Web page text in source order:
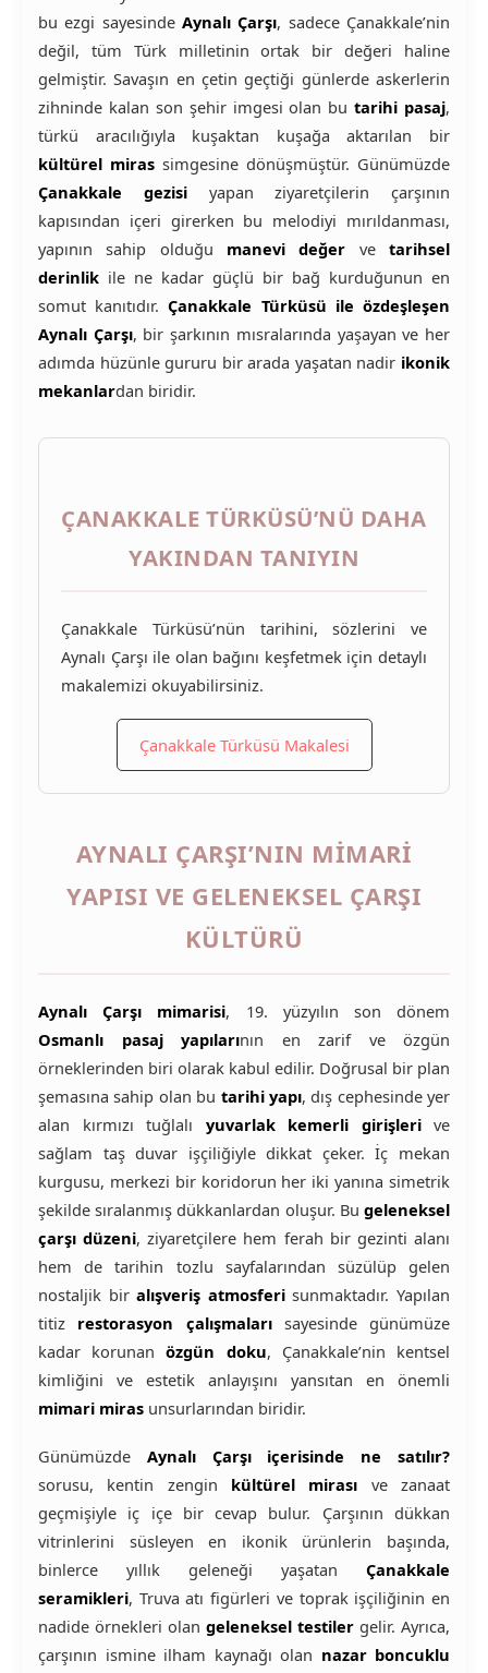
bu ezgi sayesinde Aynalı Çarşı, sadece Çanakkale’nin
değil, tüm Türk milletinin ortak bir değeri haline
gelmiştir. Savaşın en çetin geçtiği günlerde askerlerin
zihninde kalan son şehir imgesi olan butarihi pasaj,
türkü aracılığıyla kuşaktan kuşağa aktarılan bir
kültürel miras simgesine dönüşmüştür. Günümüzde
Çanakkale gezisiyapan ziyaretçilerin çarşının
kapısından içeri girerken bu melodiyi mırıldanması,
yapının sahip olduğu manevi değer vetarihsel
derinlik ile ne kadar güçlü bir bağ kurduğunun en
somut kanıtıdır.Çanakkale Türküsü ile özdeşleşen
Aynalı Çarşı, bir şarkının mısralarında yaşayan ve her
adımda hüzünle gururu bir arada yaşatan nadir ikonik
mekanlardan biridir.
ÇANAKKALE TÜRKÜSÜ’NÜ DAHA
YAKINDAN TANIYIN
Çanakkale Türküsü’nün tarihini, sözlerini ve
Aynalı Çarşı ile olan bağını keşfetmek için detaylı
makalemizi okuyabilirsiniz.
Çanakkale Türküsü Makalesi
AYNALI ÇARŞI’NIN MIMARI
YAPISI VE GELENEKSEL ÇARŞI
KÜLTÜRÜ
Aynalı Çarşı mimarisi, 19. yüzyılın son dönem
Osmanlı pasaj yapılarının en zarif ve özgün
örneklerinden biri olarak kabul edilir. Doğrusal bir plan
şemasına sahip olan bu tarihi yapı, dış cephesinde yer
alan kırmızı tuğlalı yuvarlak kemerli girişlerive
sağlam taş duvar işçiliğiyle dikkat çeker. İç mekan
kurgusu, merkezi bir koridorun her iki yanına simetrik
şekilde sıralanmış dükkanlardan oluşur. Bu geleneksel
çarşı düzeni, ziyaretçilere hem ferah bir gezinti alanı
hem de tarihin tozlu sayfalarından süzülüp gelen
nostaljik biralışveriş atmosferisunmaktadır. Yapılan
titiz restorasyon çalışmalarısayesinde günümüze
kadar korunanözgün doku, Çanakkale’nin kentsel
kimliğini ve estetik anlayışını yansıtan en önemli
mimari miras unsurlarından biridir.
Günümüzde Aynalı Çarşı içerisinde ne satılır?
sorusu, kentin zengin kültürel mirası ve zanaat
geçmişiyle iç içe bir cevap bulur. Çarşının dükkan
vitrinlerini süsleyen en ikonik ürünlerin başında,
binlerce yıllık geleneği yaşatan Çanakkale
seramikleri, Truva atı figürleri ve toprak işçiliğinin en
nadide örnekleri olan geleneksel testiler gelir. Ayrıca,
çarşının ismine ilham kaynağı olan nazar boncuklu